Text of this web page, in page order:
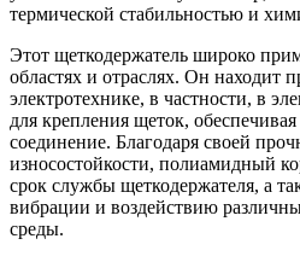
термической стабильностью и
Этот щеткодержатель широко
областях и отраслях. Он находит
электротехнике, в частности, в
для крепления щеток,
соединение. Благодаря своей
износостойкости, полиамидный
срок службы щеткодержателя, а
вибрации и воздействию
среды.